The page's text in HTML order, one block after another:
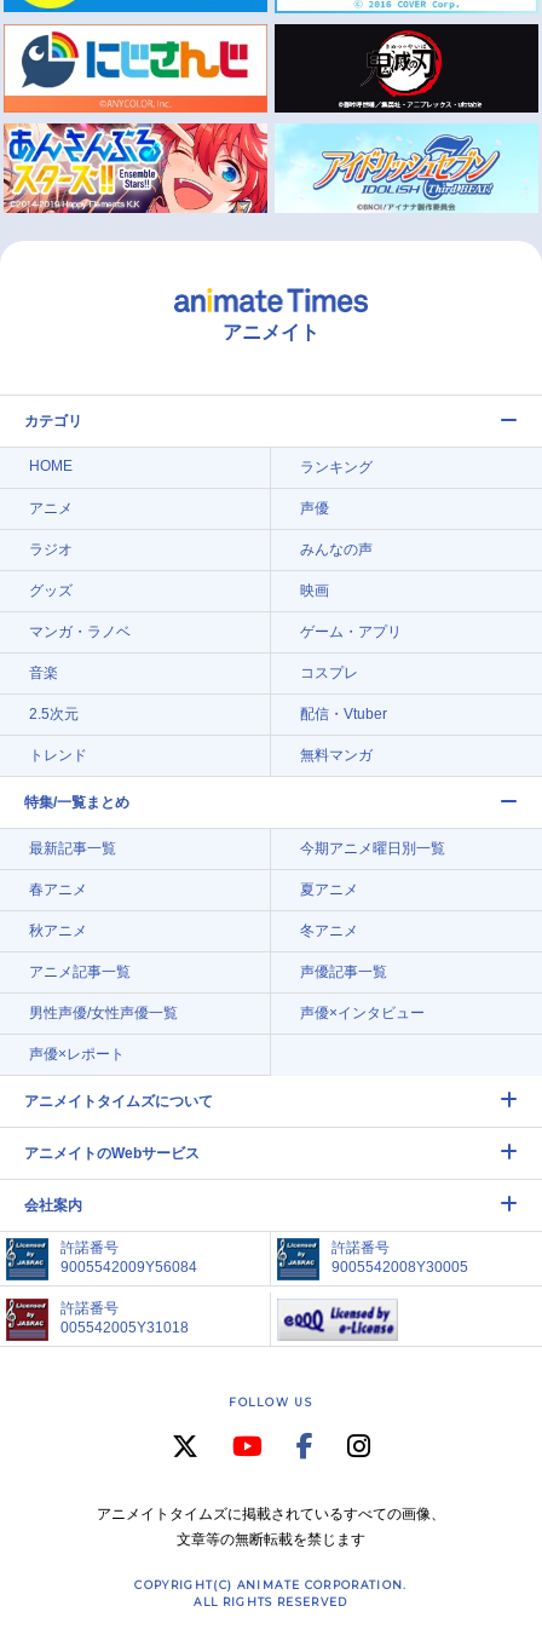
アニメイト
カテゴリ
HOME ランキング
アニメ 声優
ラジオ みんなの声
グッズ 映画
マンガ・ラノベ ゲーム・アプリ
音楽 コスプレ
2.5次元 配信・Vtuber
トレンド 無料マンガ
特集/一覧まとめ
最新記事一覧 今期アニメ曜日別一覧
春アニメ 夏アニメ
秋アニメ 冬アニメ
アニメ記事一覧 声優記事一覧
男性声優/女性声優一覧 声優×インタビュー
声優×レポート
アニメイトタイムズについて
アニメイトのWebサービス
会社案内
許諾番号
9005542009Y56084
許諾番号
9005542008Y30005
許諾番号
005542005Y31018
FOLLOW US
アニメイトタイムズに掲載されているすべての画像、
文章等の無断転載を禁じます
COPYRIGHT(C) ANIMATE CORPORATION.
ALL RIGHTS RESERVED